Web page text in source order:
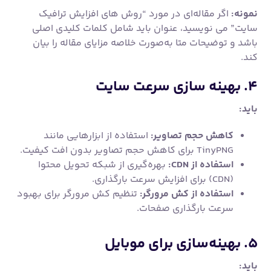
نمونه: اگر مقاله‌ای در مورد “روش های افزایش ترافیک
سایت” می نویسید، عنوان باید شامل کلمات کلیدی اصلی
باشد و توضیحات متا به‌صورت خلاصه مزایای مقاله را بیان
کند.
۴. بهینه سازی سرعت سایت
باید:
کاهش حجم تصاویر: استفاده از ابزارهایی مانند
TinyPNG برای کاهش حجم تصاویر بدون افت کیفیت.
استفاده از CDN:
بهره‌گیری از شبکه تحویل محتوا
(CDN) برای افزایش سرعت بارگذاری.
استفاده از کش مرورگر: تنظیم کش مرورگر برای بهبود
سرعت بارگذاری صفحات.
۵. بهینه‌سازی برای موبایل
باید: